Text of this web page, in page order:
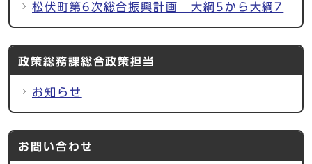
松伏町第6次総合振興計画 大綱5から大綱7
政策総務課総合政策担当
お知らせ
お問い合わせ